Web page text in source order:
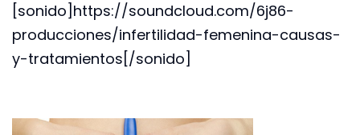
[sonido]https://soundcloud.com/6j86-
producciones/infertilidad-femenina-causas-
y-tratamientos[/sonido]